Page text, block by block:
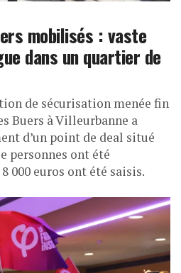
mobilisés : vaste
dans un quartier de
de sécurisation menée fin
Buers à Villeurbanne a
d’un point de deal situé
personnes ont été
000 euros ont été saisis.